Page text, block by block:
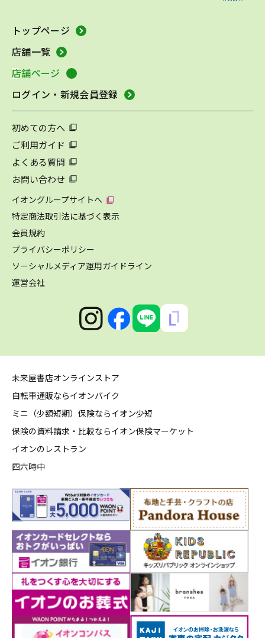
トップページ
店舗一覧
店舗ページ
ログイン・新規会員登録
初めての方へ
ご利用ガイド
よくある質問
お問い合わせ
イオングループサイトへ
特定商法取引法に基づく表示
会員規約
プライバシーポリシー
ソーシャルメディア運用ガイドライン
運営会社
未来屋書店オンラインストア
自転車通販ならイオンバイク
ミニ（少額短期）保険ならイオン少短
保険の資料請求・比較ならイオン保険マーケット
イオンのレストラン
四六時中